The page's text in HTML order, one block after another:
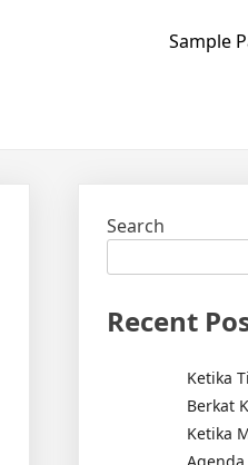
Sample
Search
Recent
Ketika
Berkat
Ketika